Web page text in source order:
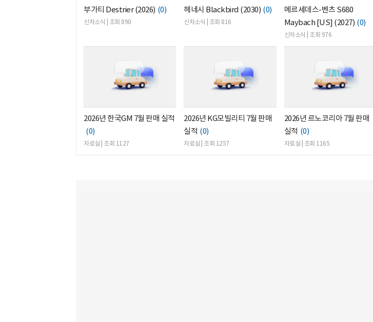
부가티 Destrier (2026) (0)
신차소식 | 조회 890
헤네시 Blackbird (2030) (0)
신차소식 | 조회 816
메르세데스-벤츠 S680
Maybach [US] (2027) (0)
신차소식 | 조회 976
2026년 한국GM 7월 판매 실적
(0)
자료실 | 조회 1127
2026년 KG모빌리티 7월 판매
실적 (0)
자료실 | 조회 1257
2026년 르노코리아 7월 판매
실적 (0)
자료실 | 조회 1165